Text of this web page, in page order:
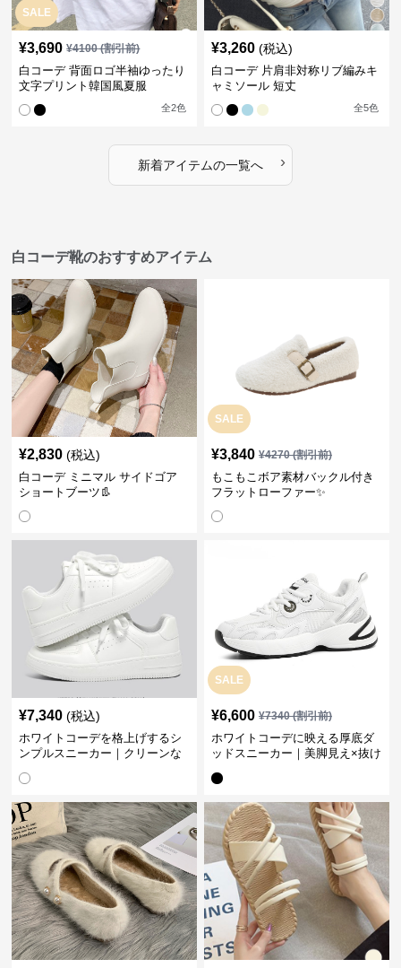
SALE
¥3,690 ¥4100(割引前)
白コーデ 背面ロゴ半袖ゆったり
文字プリント韓国風夏服
全2色
¥3,260 (税込)
白コーデ 片肩非対称リブ編みキ
ャミソール 短丈
全5色
新着アイテムの一覧へ ›
白コーデ靴のおすすめアイテム
¥2,830 (税込)
白コーデ ミニマル サイドゴア
ショートブーツ👢
SALE
¥3,840 ¥4270(割引前)
もこもこボア素材バックル付き
フラットローファー✨
¥7,340 (税込)
ホワイトコーデを格上げするシ
ンプルスニーカー｜クリーンな
SALE
¥6,600 ¥7340(割引前)
ホワイトコーデに映える厚底ダ
ッドスニーカー｜美脚見え×抜け